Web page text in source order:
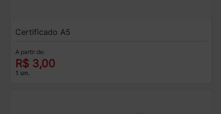
Certificado A5
A partir de:
R$ 3,00
1 un.